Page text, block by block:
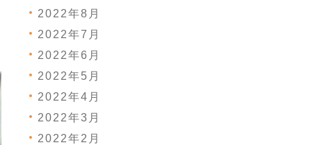
2022年8月
2022年7月
2022年6月
2022年5月
2022年4月
2022年3月
2022年2月